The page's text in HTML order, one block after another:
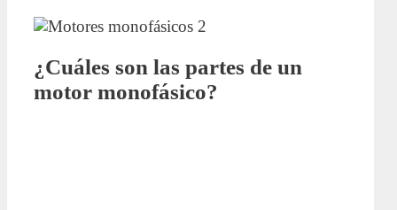
¿Cuáles son las partes de un
motor monofásico?